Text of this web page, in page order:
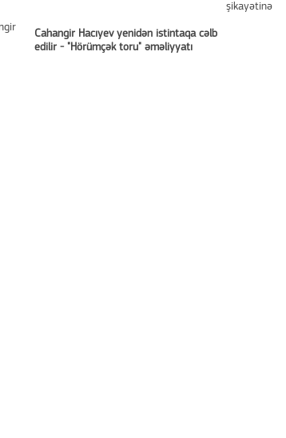
Cahangir Hacıyev yenidən istintaqa cəlb
edilir - "Hörümçək toru" əməliyyatı